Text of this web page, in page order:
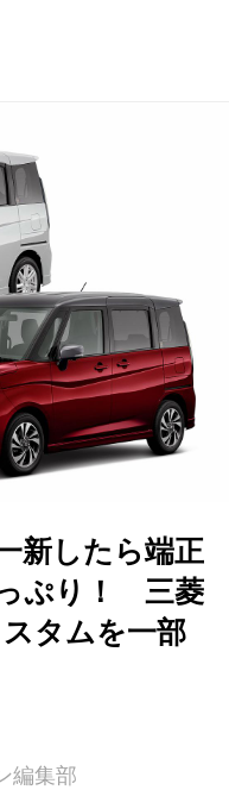
新したら端正
ぷり！ 三菱
タムを一部
編集部